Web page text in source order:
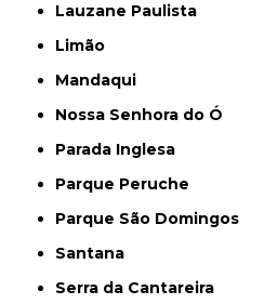
Lauzane Paulista
Limão
Mandaqui
Nossa Senhora do Ó
Parada Inglesa
Parque Peruche
Parque São Domingos
Santana
Serra da Cantareira